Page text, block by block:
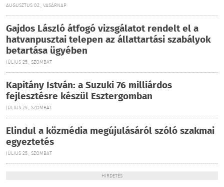
AUGUSZTUS 02., VASÁRNAP
Gajdos László átfogó vizsgálatot rendelt el a
hatvanpusztai telepen az állattartási szabályok
betartása ügyében
JÚLIUS 25., SZOMBAT
Kapitány István: a Suzuki 76 milliárdos
fejlesztésre készül Esztergomban
JÚLIUS 25., SZOMBAT
Elindul a közmédia megújulásáról szóló szakmai
egyeztetés
JÚLIUS 25., SZOMBAT
HIRDETÉS